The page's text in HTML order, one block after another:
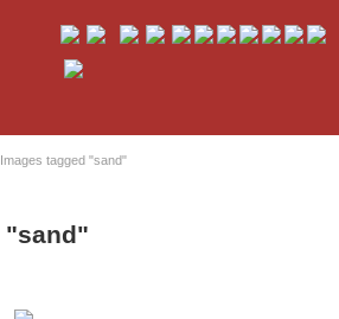
Images tagged "sand"
"sand"